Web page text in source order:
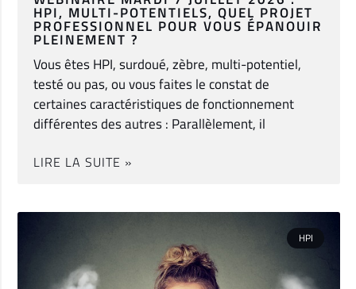
HPI, MULTI-POTENTIELS, QUEL PROJET
PROFESSIONNEL POUR VOUS ÉPANOUIR
PLEINEMENT ?
Vous êtes HPI, surdoué, zèbre, multi-potentiel,
testé ou pas, ou vous faites le constat de
certaines caractéristiques de fonctionnement
différentes des autres : Parallèlement, il
LIRE LA SUITE »
HPI